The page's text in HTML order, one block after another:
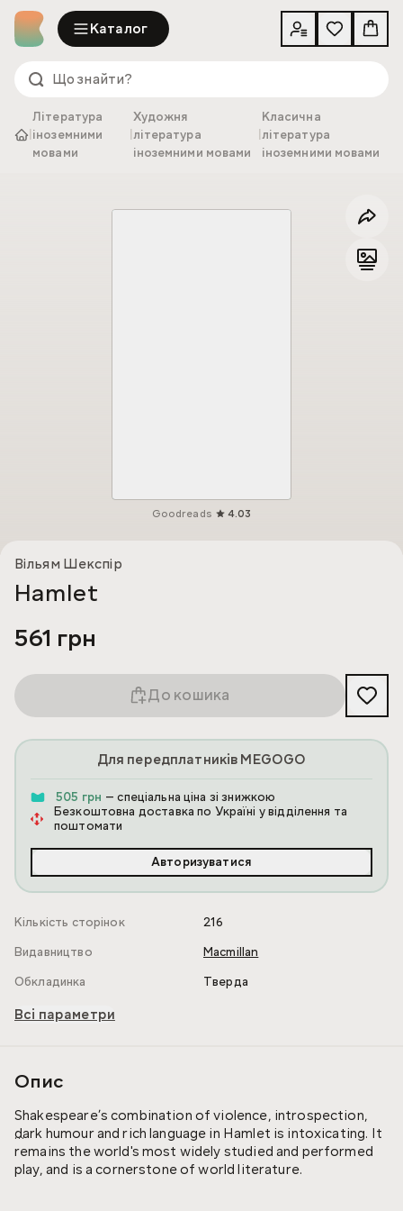
Каталог
Література
іноземними
мовами
Художня
література
іноземними мовами
Класична
література
іноземними мовами
Goodreads 4.03
Вільям Шекспір
Hamlet
561 грн
До кошика
Для передплатників MEGOGO
505 грн — спеціальна ціна зі знижкою
Безкоштовна доставка по Україні у відділення та
поштомати
Авторизуватися
Кількість сторінок
216
Видавництво
Macmillan
Обкладинка
Тверда
Всі параметри
Опис
Shakespeare’s combination of violence, introspection,
dark humour and rich language in Hamlet is intoxicating. It
remains the world's most widely studied and performed
play, and is a cornerstone of world literature.